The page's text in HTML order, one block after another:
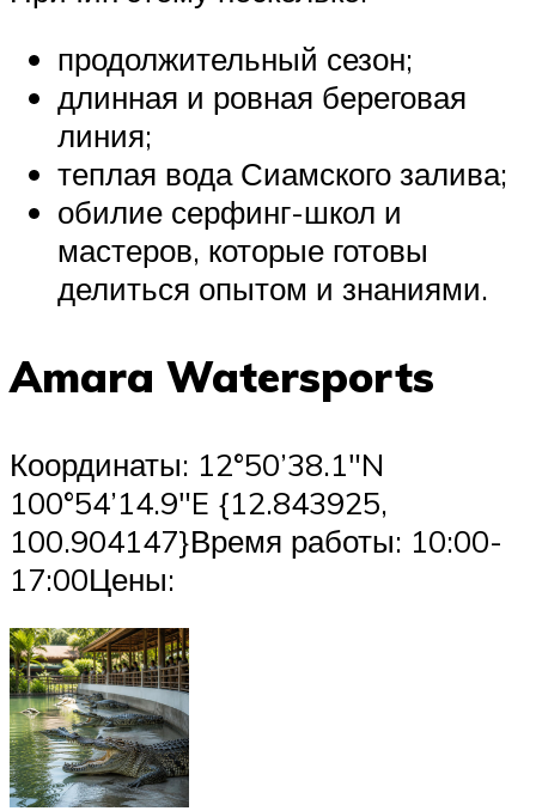
продолжительный сезон;
длинная и ровная береговая
линия;
теплая вода Сиамского залива;
обилие серфинг-школ и
мастеров, которые готовы
делиться опытом и знаниями.
Amara Watersports
Координаты: 12°50’38.1″N
100°54’14.9″E {12.843925,
100.904147}Время работы: 10:00-
17:00Цены: